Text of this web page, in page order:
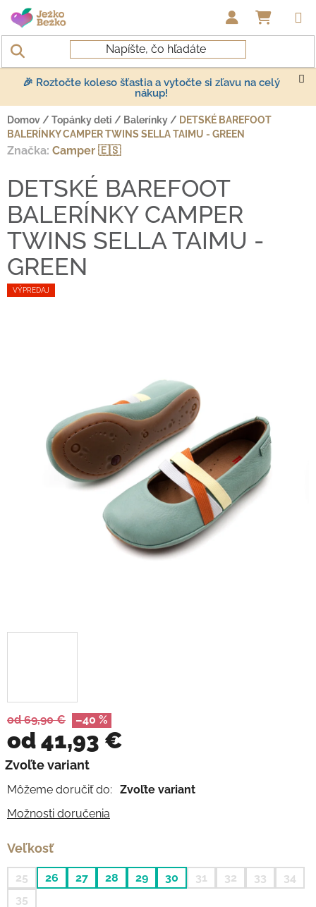
Prejsť na obsah
🎉 Roztočte koleso šťastia a vytočte si zľavu na celý
nákup!
Domov / Topánky deti / Balerínky / DETSKÉ BAREFOOT
BALERÍNKY CAMPER TWINS SELLA TAIMU - GREEN
od 69,90 € –40 %
od41,93 €
Jednotková cena:
Zvoľte variant
Môžeme doručiť do:
Zvoľte variant
Možnosti doručenia
Veľkosť
25 26 27 28 29 30 31 32 33
34
35
VÝPREDAJ
DETSKÉ BAREFOOT
BALERÍNKY CAMPER
TWINS SELLA TAIMU -
GREEN
Značka: Camper 🇪🇸